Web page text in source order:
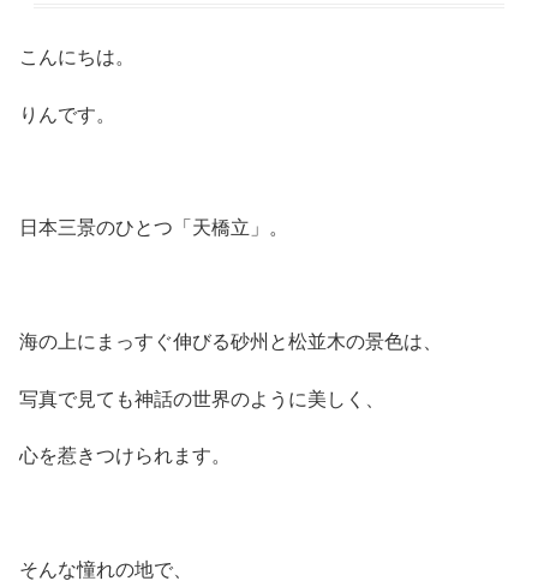
こんにちは。
りんです。
日本三景のひとつ「天橋立」。
海の上にまっすぐ伸びる砂州と松並木の景色は、
写真で見ても神話の世界のように美しく、
心を惹きつけられます。
そんな憧れの地で、